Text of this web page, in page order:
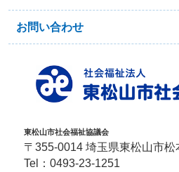
お問い合わせ
東松山市社会福祉協議会
〒355-0014 埼玉県東松山市松
Tel： 0493-23-1251